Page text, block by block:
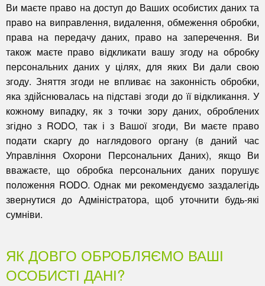
Ви маєте право на доступ до Ваших особистих даних та
право на виправлення, видалення, обмеження обробки,
права на передачу даних, право на заперечення. Ви
також маєте право відкликати вашу згоду на обробку
персональних даних у цілях, для яких Ви дали свою
згоду. Зняття згоди не впливає на законність обробки,
яка здійснювалась на підставі згоди до її відкликання. У
кожному випадку, як з точки зору даних, оброблених
згідно з RODO, так і з Вашої згоди, Ви маєте право
подати скаргу до наглядового органу (в даний час
Управління Охорони Персональних Даних), якщо Ви
вважаєте, що обробка персональних даних порушує
положення RODO. Однак ми рекомендуємо заздалегідь
звернутися до Адміністратора, щоб уточнити будь-які
сумніви.
ЯК ДОВГО ОБРОБЛЯЄМО ВАШІ
ОСОБИСТІ ДАНІ?